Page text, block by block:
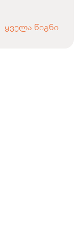
ყველა წიგნი